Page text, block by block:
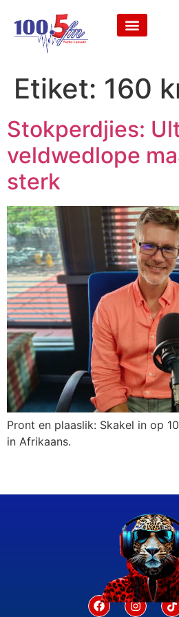
Etiket: 160
Stokperdjies:
veldwedlope
sterk
Pront en plaaslik: Skakel in op
in Afrikaans.